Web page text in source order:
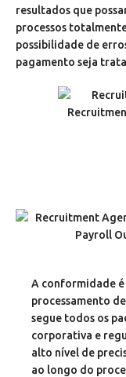
resultados que
processos
possibilidade de
pagamento seja
A conformidade
processamento
segue todos os
corporativa e
alto nível de
ao longo do